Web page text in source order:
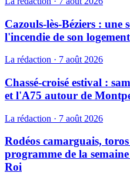
Cazouls-lès-Béziers : une
l'incendie de son logement
La rédaction · 7 août 2026
Chassé-croisé estival :
et l'A75 autour de
La rédaction · 7 août 2026
Rodéos camarguais,
programme de la
Roi